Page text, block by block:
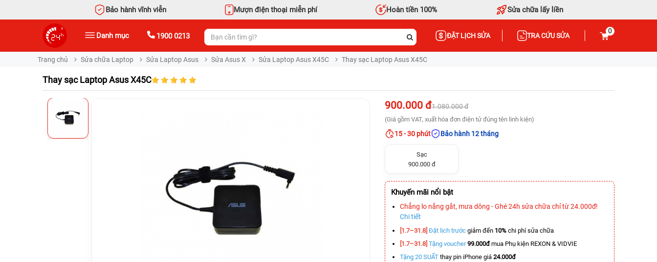
Bảo hành vĩnh viễn Mượn điện thoại miễn phí Hoàn tiền 100% Sửa chữa lấy liền
Danh mục 1900 0213 ĐẶT LỊCH SỬA TRA CỨU SỬA
0
Trang chủ Sửa chữa Laptop Sửa Laptop Asus Sửa Asus X Sửa Laptop Asus X45C Thay sạc Laptop Asus X45C
Thay sạc Laptop Asus X45C
900.000 đ1.080.000 đ
(Giá gồm VAT, xuất hóa đơn điện tử đúng tên linh kiện)
15 - 30 phút Bảo hành 12 tháng
Sạc
900.000 đ
Khuyến mãi nổi bật
Chẳng lo nắng gắt, mưa dông - Ghé 24h sửa chữa chỉ từ 24.000đ!
Chi tiết
[1.7–31.8] Đặt lịch trước giảm đến 10% chi phí sửa chữa
[1.7–31.8] Tặng voucher 99.000đmua Phụ kiện REXON & VIDVIE
Tặng 20 SUẤT thay pin iPhone giá 24.000đ